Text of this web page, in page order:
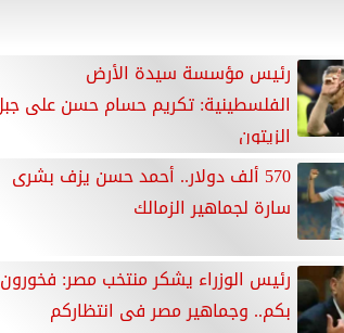
رئيس مؤسسة سيدة الأرض
الفلسطينية: تكريم حسام حسن على
الزيتون
570 ألف دولار.. أحمد حسن يزف بشرى
سارة لجماهير الزمالك
رئيس الوزراء يشكر منتخب مصر: فخورون
بكم.. وجماهير مصر فى انتظاركم